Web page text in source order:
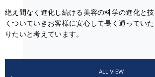
絶え間なく進化し続ける美容の科学の進化と
くついていきお客様に安心して長く通ってい
りたいと考えています。
ALL VIEW